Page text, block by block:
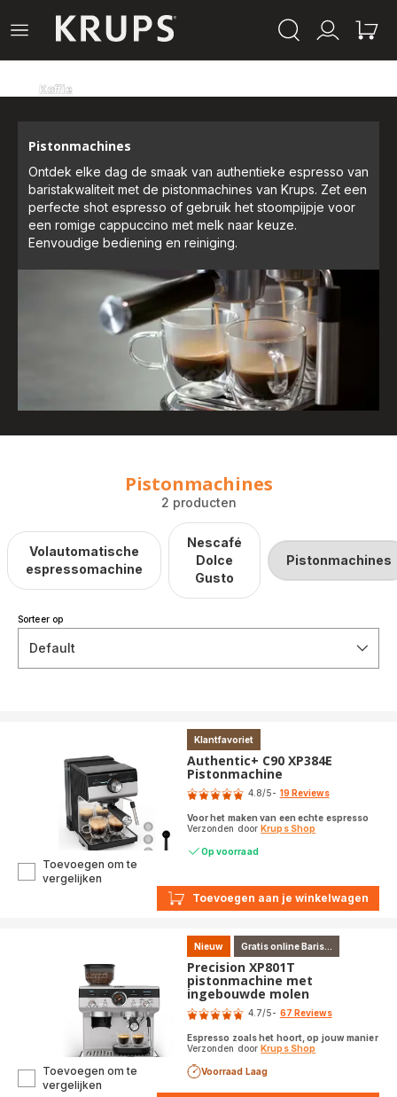
Mijn
Mijn
Open
Koffie
Pistonmachines
Ontdek elke dag de smaak van authentieke espresso van
baristakwaliteit met de pistonmachines van Krups. Zet een
perfecte shot espresso of gebruik het stoompijpje voor
een romige cappuccino met melk naar keuze.
Eenvoudige bediening en reiniging.
Pistonmachines
2 producten
Volautomatische
espressomachine
Nescafé
Dolce
Gusto
Pistonmachines
Sorteer op
Default
Toevoegen aan je winkelwagen
Klantfavoriet
Authentic+ C90 XP384E
Pistonmachine
Score
4.8/5- 19 Reviews
Voor het maken van een echte espresso
Verzonden doorKrups Shop
Op voorraad
Toevoegen om te
vergelijken
Nieuw Gratis online Baris...
Precision XP801T
pistonmachine met
ingebouwde molen
Score
4.7/5- 67 Reviews
Espresso zoals het hoort, op jouw manier
Verzonden doorKrups Shop
Voorraad Laag
Toevoegen om te
vergelijken